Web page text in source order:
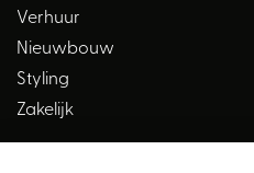
Verhuur
Nieuwbouw
Styling
Zakelijk